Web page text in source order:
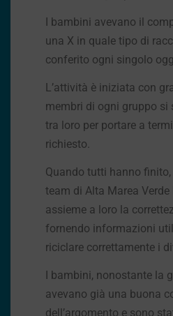
I bambini avevano il
una X in quale tipo di
conferito ogni singolo
L’attività è iniziata con
membri di ogni gruppo si
tra loro per portare a
richiesto.
Quando tutti hanno
team di Alta Marea
assieme a loro la
fornendo informazioni
riciclare correttamente i
I bambini, nonostante la
avevano già una buona
dell’argomento e sono